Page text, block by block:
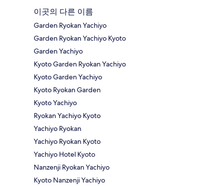
이곳의 다른 이름
Garden Ryokan Yachiyo
Garden Ryokan Yachiyo Kyoto
Garden Yachiyo
Kyoto Garden Ryokan Yachiyo
Kyoto Garden Yachiyo
Kyoto Ryokan Garden
Kyoto Yachiyo
Ryokan Yachiyo Kyoto
Yachiyo Ryokan
Yachiyo Ryokan Kyoto
Yachiyo Hotel Kyoto
Nanzenji Ryokan Yachiyo
Kyoto Nanzenji Yachiyo